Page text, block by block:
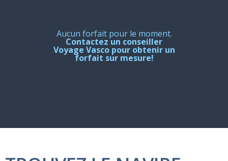
Aucun forfait pour le moment.
Contactez un conseiller
Voyage Vasco pour obtenir un
forfait sur mesure!